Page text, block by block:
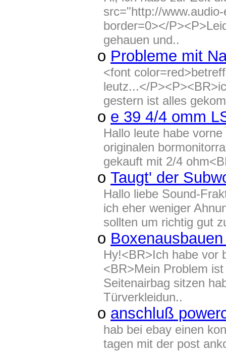
src="http://
border=0></
gehauen und..
o Probleme mit
<font
leutz...</
gestern ist alles
o e 39 4/4 omm
Hallo leute habe
originalen
gekauft mit 2/4
o Taugt' der
Hallo liebe Sound-
ich eher weniger
sollten um richtig gut
o
Hy!<BR>Ich habe vor
<BR>Mein Problem
Seitenairbag sitzen
Türverkleidun..
o anschluß
hab bei ebay einen
tagen mit der post